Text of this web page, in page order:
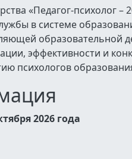
«Педагог-психолог –
в системе
эффективности и
психологов
2026 года